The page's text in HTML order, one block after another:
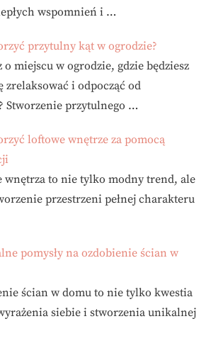
wspomnień i …
przytulny kąt w ogrodzie?
o miejscu w ogrodzie, gdzie będziesz
zrelaksować i odpocząć od
Stworzenie przytulnego …
loftowe wnętrze za pomocą
wnętrza to nie tylko modny trend, ale
przestrzeni pełnej charakteru
pomysły na ozdobienie ścian w
ścian w domu to nie tylko kwestia
siebie i stworzenia unikalnej